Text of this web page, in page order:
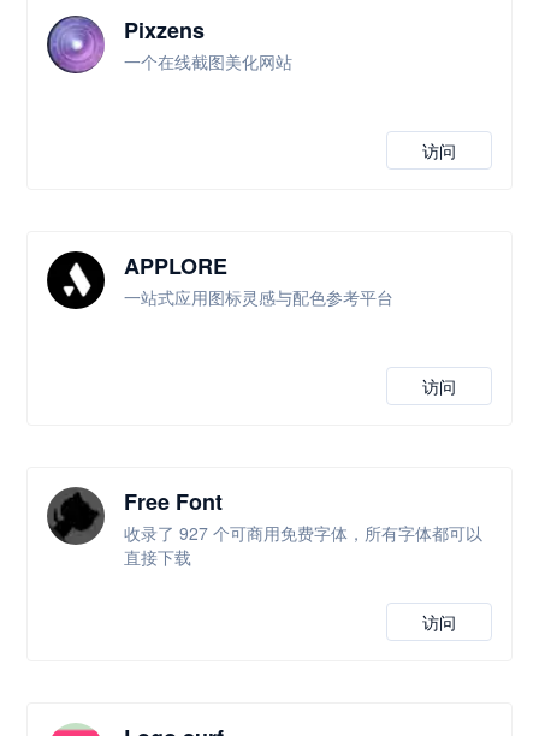
Pixzens
一个在线截图美化网站
访问
APPLORE
一站式应用图标灵感与配色参考平台
访问
Free Font
收录了 927 个可商用免费字体，所有字体都可以
直接下载
访问